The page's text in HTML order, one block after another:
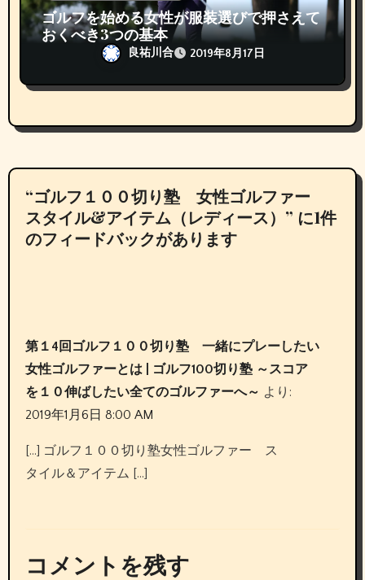
ゴルフを始める女性が服装選びで押さえて
おくべき3つの基本
良祐川合 2019年8月17日
“ゴルフ１００切り塾 女性ゴルファー
スタイル&アイテム（レディース）” に1件
のフィードバックがあります
第１4回ゴルフ１００切り塾 一緒にプレーしたい
女性ゴルファーとは | ゴルフ100切り塾 ～スコア
を１０伸ばしたい全てのゴルファーへ～ より:
2019年1月6日 8:00 AM
[…] ゴルフ１００切り塾女性ゴルファー ス
タイル＆アイテム […]
コメントを残す